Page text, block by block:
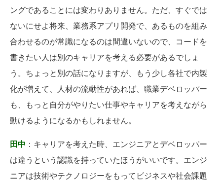
ングであることには変わりありません。ただ、すぐでは
ないにせよ将来、業務系アプリ開発で、あるものを組み
合わせるのが常識になるのは間違いないので、コードを
書きたい人は別のキャリアを考える必要があるでしょ
う。ちょっと別の話になりますが、もう少し各社で内製
化が増えて、人材の流動性があれば、職業デベロッパー
も、もっと自分がやりたい仕事やキャリアを考えながら
動けるようになるかもしれません。
田中 ：キャリアを考えた時、エンジニアとデベロッパー
は違うという認識を持っていたほうがいいです。エンジ
ニアは技術やテクノロジーをもってビジネスや社会課題